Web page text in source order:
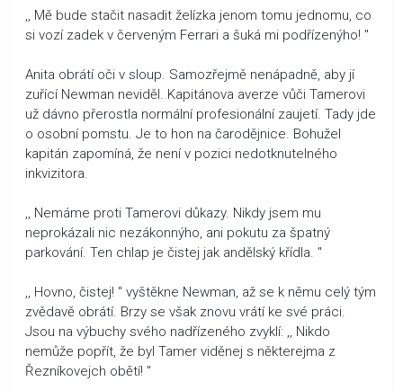
,, Mě bude stačit nasadit želízka jenom tomu jednomu, co
si vozí zadek v červeným Ferrari a šuká mi podřízenýho! "
Anita obrátí oči v sloup. Samozřejmě nenápadně, aby jí
zuřící Newman neviděl. Kapitánova averze vůči Tamerovi
už dávno přerostla normální profesionální zaujetí. Tady jde
o osobní pomstu. Je to hon na čarodějnice. Bohužel
kapitán zapomíná, že není v pozici nedotknutelného
inkvizitora.
,, Nemáme proti Tamerovi důkazy. Nikdy jsem mu
neprokázali nic nezákonnýho, ani pokutu za špatný
parkování. Ten chlap je čistej jak andělský křídla. "
,, Hovno, čistej! " vyštěkne Newman, až se k němu celý tým
zvědavě obrátí. Brzy se však znovu vrátí ke své práci.
Jsou na výbuchy svého nadřízeného zvyklí: ,, Nikdo
nemůže popřít, že byl Tamer viděnej s některejma z
Řezníkovejch obětí! "